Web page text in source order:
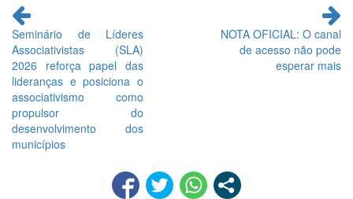
Continue
lendo
Seminário de Líderes
Associativistas (SLA)
2026 reforça papel das
lideranças e posiciona o
associativismo como
propulsor do
desenvolvimento dos
municípios
NOTA OFICIAL: O canal
de acesso não pode
esperar mais